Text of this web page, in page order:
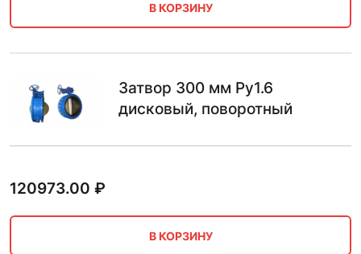
В КОРЗИНУ
Затвор 300 мм Ру1.6
дисковый, поворотный
120973.00 ₽
В КОРЗИНУ